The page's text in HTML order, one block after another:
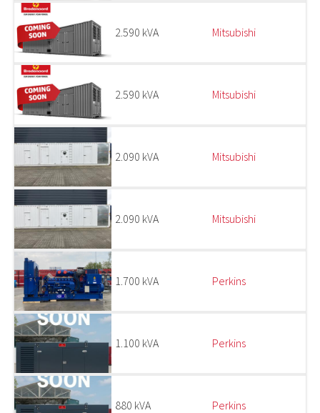
2.590 kVA Mitsubishi
2.590 kVA Mitsubishi
2.090 kVA Mitsubishi
2.090 kVA Mitsubishi
1.700 kVA Perkins
1.100 kVA Perkins
880 kVA Perkins